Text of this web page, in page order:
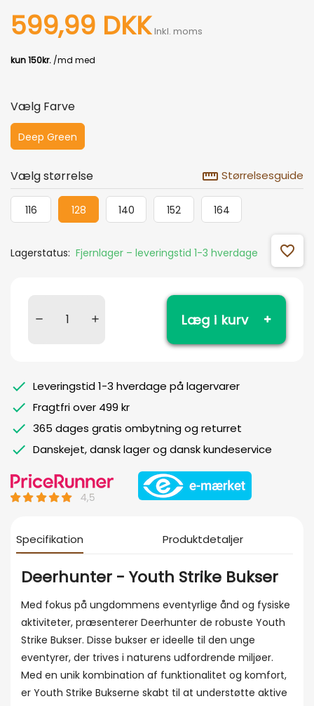
599,99 DKK Inkl. moms
Vælg Farve
Deep Green
Vælg størrelse straighten Størrelsesguide
116 128 140 152 164
Lagerstatus: Fjernlager – leveringstid 1-3 hverdage favorite_outline
Læg i kurv
Leveringstid 1-3 hverdage på lagervarer
Fragtfri over 499 kr
365 dages gratis ombytning og returret
Danskejet, dansk lager og dansk kundeservice
Specifikation Produktdetaljer
Deerhunter - Youth Strike Bukser
Med fokus på ungdommens eventyrlige ånd og fysiske
aktiviteter, præsenterer Deerhunter de robuste Youth
Strike Bukser. Disse bukser er ideelle til den unge
eventyrer, der trives i naturens udfordrende miljøer.
Med en unik kombination af funktionalitet og komfort,
er Youth Strike Bukserne skabt til at understøtte aktive